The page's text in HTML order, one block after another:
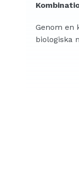
Genom en
biologiska